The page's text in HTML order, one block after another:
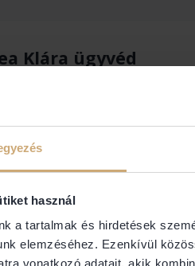
használ
a tartalmak és hirdetések
elemzéséhez. Ezenkívül
vonatkozó adatait, akik
Klára ügyvéd